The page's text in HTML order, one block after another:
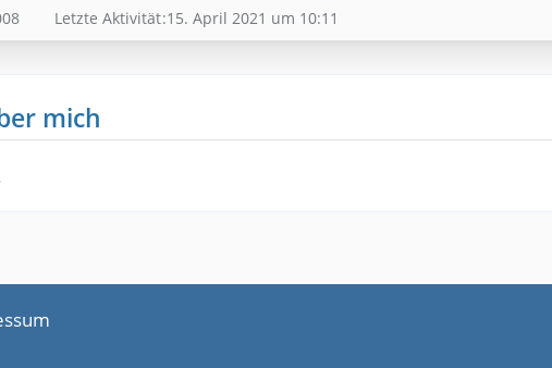
Letzte Aktivität 15. April 2021 um 10:11
mich